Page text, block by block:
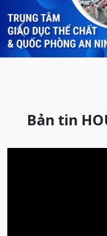
Previous
Bản tin